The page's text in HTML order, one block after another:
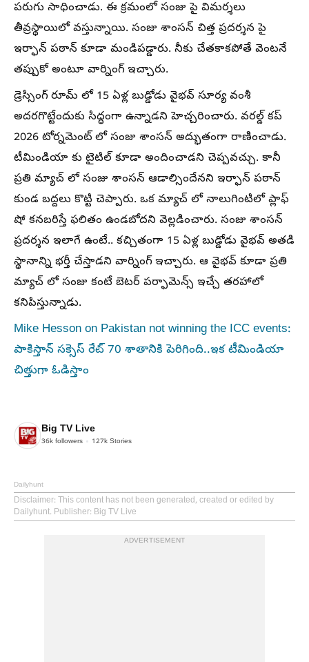
పరుగు సాధించాడు. ఈ క్రమంలో సంజు పై విమర్శలు
తీవ్రస్థాయిలో వస్తున్నాయి. సంజు శాంసన్ చిత్త ప్రదర్శన పై
ఇర్ఫాన్ పఠాన్ కూడా మండిపడ్డారు. నీకు చేతకాకపోతే వెంటనే
తప్పుకో అంటూ వార్నింగ్ ఇచ్చారు.
డ్రెస్సింగ్ రూమ్ లో 15 ఏళ్ల బుడ్డోడు వైభవ్ సూర్య వంశీ
అదరగొట్టేందుకు సిద్ధంగా ఉన్నాడని హెచ్చరించారు. వరల్డ్ కప్
2026 టోర్నమెంట్ లో సంజు శాంసన్ అద్భుతంగా రాణించాడు.
టీమిండియా కు టైటిల్ కూడా అందించాడని చెప్పవచ్చు. కానీ
ప్రతి మ్యాచ్ లో సంజు శాంసన్ ఆడాల్సిందేనని ఇర్ఫాన్ పఠాన్
కుండ బద్దలు కొట్టి చెప్పారు. ఒక మ్యాచ్ లో నాలుగింటిలో ప్లాఫ్
షో కనబరిస్తే ఫలితం ఉండబోదని వెల్లడించారు. సంజు శాంసన్
ప్రదర్శన ఇలాగే ఉంటే.. కచ్చితంగా 15 ఏళ్ల బుడ్డోడు వైభవ్ అతడి
స్థానాన్ని భర్తీ చేస్తాడని వార్నింగ్ ఇచ్చారు. ఆ వైభవ్ కూడా ప్రతి
మ్యాచ్ లో సంజు కంటే బెటర్ పర్ఫామెన్స్ ఇచ్చే తరహాలో
కనిపిస్తున్నాడు.
Mike Hesson on Pakistan not winning the ICC events:
పాకిస్తాన్ సక్సెస్ రేట్ 70 శాతానికి పెరిగింది..ఇక టీమిండియా
చిత్తుగా ఓడిస్తాం
Big TV Live
36k followers 127k Stories
Dailyhunt
Disclaimer: This content has not been generated, created or edited by
Dailyhunt. Publisher: Big TV Live
ADVERTISEMENT